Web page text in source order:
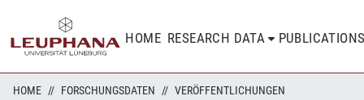
HOME RESEARCH DATA
HOME FORSCHUNGSDATEN
VERÖFFENTLICHUNGEN